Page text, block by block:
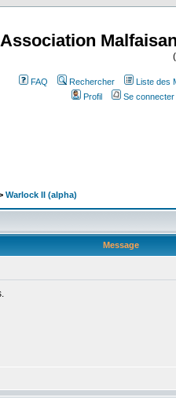
Association
FAQ Rechercher Liste des
Profil
Se
Warlock II (alpha)
Message